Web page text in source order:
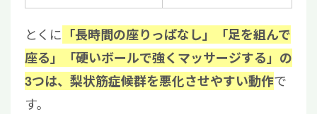
とくに 「長時間の座りっぱなし」「足を組んで
座る」「硬いボールで強くマッサージする」の
3つは、梨状筋症候群を悪化させやすい動作で
す。